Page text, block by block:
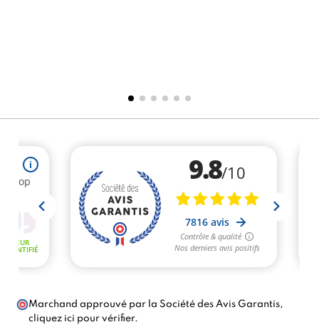
Marchand approuvé par la Société des Avis Garantis,
cliquez ici pour vérifier.